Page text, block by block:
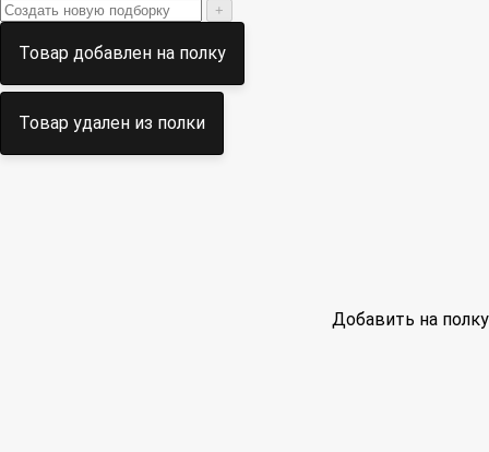
+
Товар добавлен на полку
Товар удален из полки
Добавить на полку